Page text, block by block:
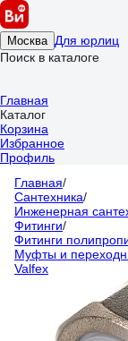
Москва Для юрлиц
Поиск в каталоге
Главная
Каталог
Корзина
Избранное
Профиль
Главная/
Сантехника/
Инженерная
Фитинги/
Фитинги
Муфты и
Valfex